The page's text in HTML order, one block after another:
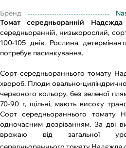
Бренд
Томат середньоранній
середньоранній, низькорослий,
100-105 днів. Рослина
потребує пасинкування.
Сорт середньораннього томату
хвороб. Плоди овально-
червоного кольору, без зеленої
70-90 г, щільні, мають високу
Сорт середньораннього томату
одночасним дозріванням. За дві
врожаю від загальної